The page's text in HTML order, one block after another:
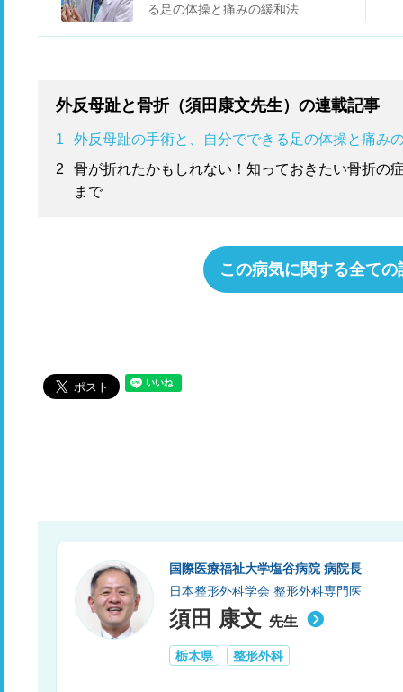
る足の体操と痛みの緩和法
外反母趾と骨折（須田康文先生）の連載記事
1
外反母趾の手術と、自分でできる足の体操と痛み
2
骨が折れたかもしれない！知っておきたい骨折の
まで
この病気に関する全て
国際医療福祉大学塩谷病院 病院長
日本整形外科学会 整形外科専門医
須田 康文 先生
栃木県 整形外科